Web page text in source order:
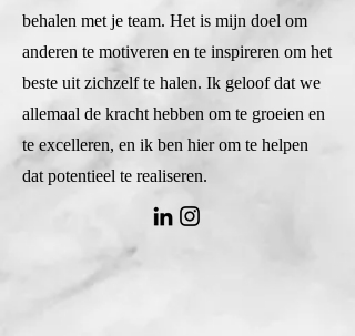
behalen met je team. Het is mijn doel om
anderen te motiveren en te inspireren om het
beste uit zichzelf te halen. Ik geloof dat we
allemaal de kracht hebben om te groeien en
te excelleren, en ik ben hier om te helpen
dat potentieel te realiseren.